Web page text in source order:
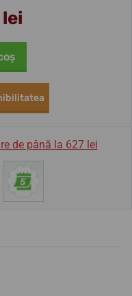
de până la 627 lei